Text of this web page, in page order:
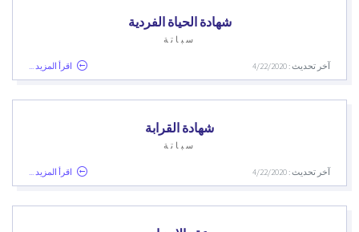
شهادة الحياة الفردية
سباتة
آخر تحديث : 4/22/2020 اقرأ المزيد ...
شهادة القرابة
سباتة
آخر تحديث : 4/22/2020 اقرأ المزيد ...